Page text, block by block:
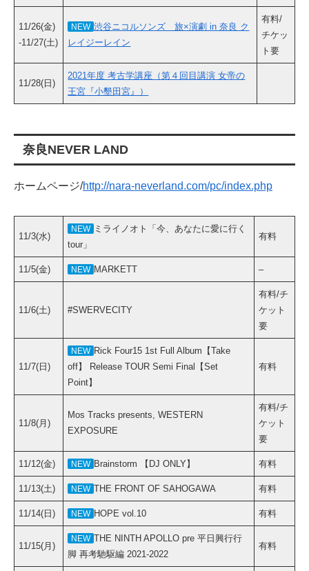
11/26(金)
-11/27(土)
NEW 渋谷ニコルソンズ 旅×演劇 in 奈良 ク
レイジーレイン
有料/
チケッ
ト要
11/28(日)
2021年度 考古学講座（第４回目講演 女帝の
王宮『小墾田宮』）
奈良NEVER LAND
ホームページ/http://nara-neverland.com/pc/index.php
11/3(水)
NEW ミライノオト「今、あなたに愛に行く
tour」
有料
11/5(金) NEW MARKETT –
11/6(土) #SWERVECITY
有料/チ
ケット
要
11/7(日)
NEW Rick Four15 1st Full Album【Take
off】 Release TOUR Semi Final【Set
Point】
有料
11/8(月)
Mos Tracks presents, WESTERN
EXPOSURE
有料/チ
ケット
要
11/12(金) NEW Brainstorm 【DJ ONLY】 有料
11/13(土) NEW THE FRONT OF SAHOGAWA 有料
11/14(日) NEW HOPE vol.10 有料
11/15(月)
NEW THE NINTH APOLLO pre 平日興行行
脚 再考馳駆編 2021-2022
有料